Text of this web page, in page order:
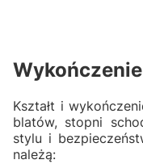
Kształt i
blatów, stopni
stylu i
należą: